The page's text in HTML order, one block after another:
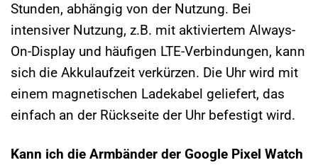
Stunden, abhängig von der Nutzung. Bei
intensiver Nutzung, z.B. mit aktiviertem Always-
On-Display und häufigen LTE-Verbindungen, kann
sich die Akkulaufzeit verkürzen. Die Uhr wird mit
einem magnetischen Ladekabel geliefert, das
einfach an der Rückseite der Uhr befestigt wird.
Kann ich die Armbänder der Google Pixel Watch